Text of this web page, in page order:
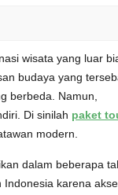
wisata yang luar
budaya yang
berbeda. Namun,
Di sinilah paket
modern.
dalam beberapa
karena